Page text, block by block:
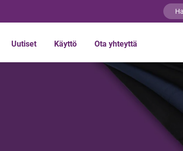
Uutiset Käyttö Ota yhteyttä